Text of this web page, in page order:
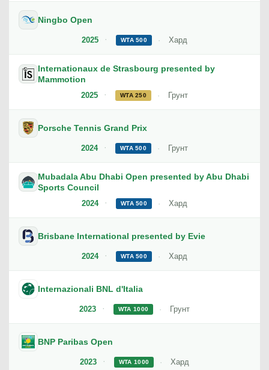
2025
Ningbo Open
WTA 500 Хард
2025
Internationaux de Strasbourg presented by
Mammotion
WTA 250 Грунт
2024
Porsche Tennis Grand Prix
WTA 500 Грунт
2024
Mubadala Abu Dhabi Open presented by Abu Dhabi
Sports Council
WTA 500 Хард
2024
Brisbane International presented by Evie
WTA 500 Хард
2023
Internazionali BNL d'Italia
WTA 1000 Грунт
2023
BNP Paribas Open
WTA 1000 Хард